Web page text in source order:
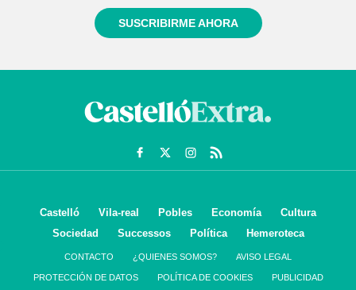
SUSCRIBIRME AHORA
Castelló Vila-real Pobles Economía
Cultura
Sociedad
Successos Política Hemeroteca
CONTACTO ¿QUIENES SOMOS? AVISO LEGAL
PROTECCIÓN DE DATOS POLÍTICA DE COOKIES PUBLICIDAD